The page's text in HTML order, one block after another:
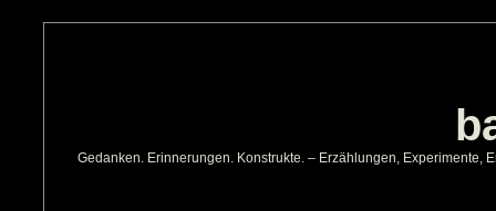
Gedanken. Erinnerungen. Konstrukte. – Erzählungen, Experimente,